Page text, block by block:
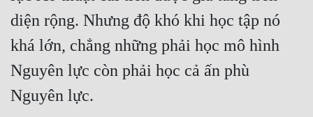
diện rộng. Nhưng độ khó khi học tập nó
khá lớn, chẳng những phải học mô hình
Nguyên lực còn phải học cả ấn phù